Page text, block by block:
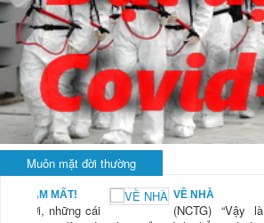
Muôn mặt đời thường
(NCTG) “Vậy là “đấu tranh đến